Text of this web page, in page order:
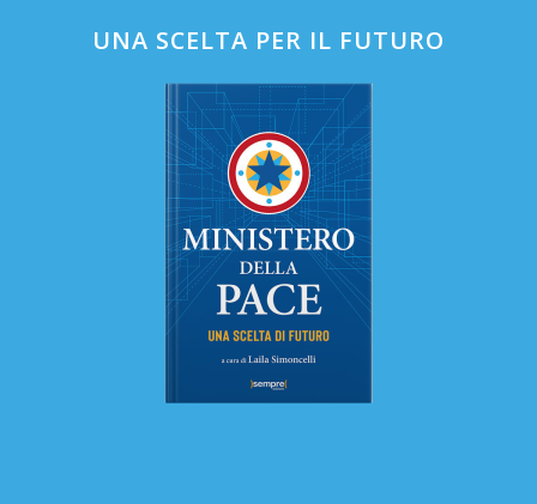
UNA SCELTA PER IL FUTURO